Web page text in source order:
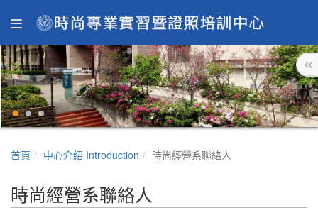
首頁 中心介紹 Introduction 時尚經營系聯絡人
時尚經營系聯絡人